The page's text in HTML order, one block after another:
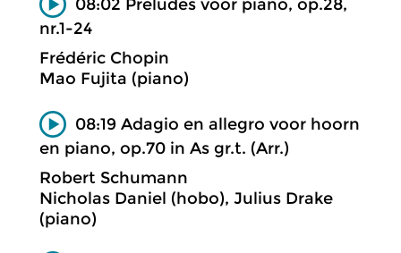
08:02 Preludes voor piano, op.28,
nr.1-24
Frédéric Chopin
Mao Fujita (piano)
08:19 Adagio en allegro voor hoorn
en piano, op.70 in As gr.t. (Arr.)
Robert Schumann
Nicholas Daniel (hobo), Julius Drake
(piano)